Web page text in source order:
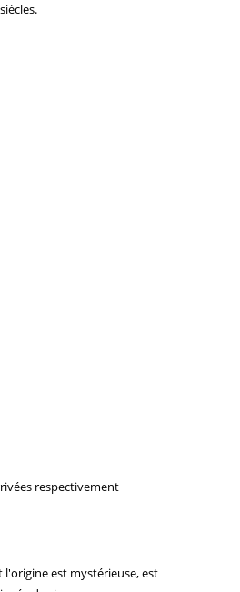
respectivement
est mystérieuse, est